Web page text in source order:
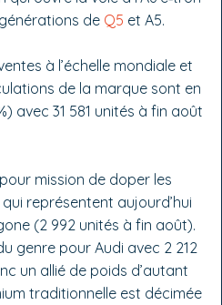
de Q5 et A5.
à l’échelle mondiale et
de la marque sont en
avec 31 581 unités à fin août
mission de doper les
repré­sentent aujourd’hui
(2 992 unités à fin août).
genre pour Audi avec 2 212
un allié de poids d’autant
traditionnelle est décimée